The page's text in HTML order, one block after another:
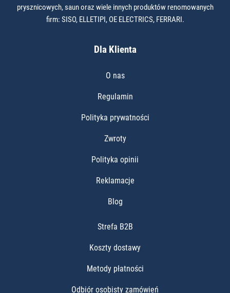
prysznicowych, saun oraz wiele innych produktów renomowanych
firm: SISO, ELLETIPI, OE ELECTRICS, FERRARI.
Dla Klienta
O nas
Regulamin
Polityka prywatności
Zwroty
Polityka opinii
Reklamacje
Blog
Strefa B2B
Koszty dostawy
Metody płatności
Odbiór osobisty zamówień